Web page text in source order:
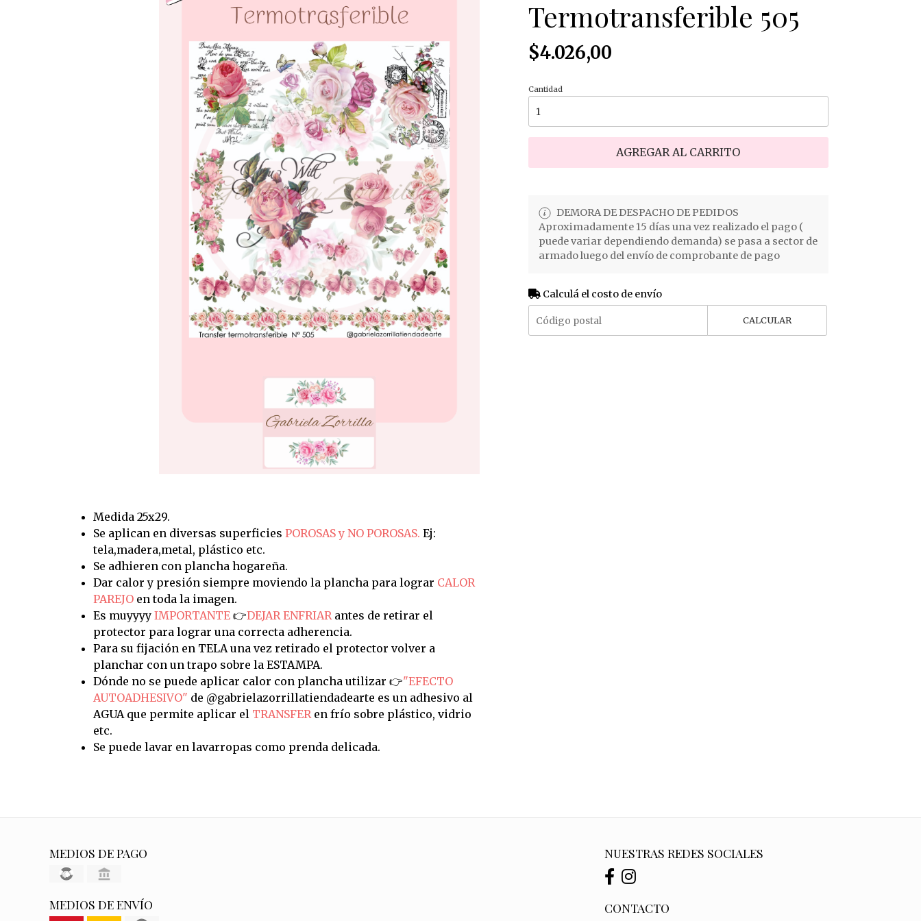
Medida 25x29.
Se aplican en diversas superficies POROSAS y NO POROSAS. Ej:
tela,madera,metal, plástico etc.
Se adhieren con plancha hogareña.
Dar calor y presión siempre moviendo la plancha para lograr CALOR
PAREJOen toda la imagen.
Es muyyyy IMPORTANTE👉DEJAR ENFRIARantes de retirar el
protector para lograr una correcta adherencia.
Para su fijación en TELA una vez retirado el protector volver a
planchar con un trapo sobre la ESTAMPA.
Dónde no se puede aplicar calor con plancha utilizar 👉"EFECTO
AUTOADHESIVO" de @gabrielazorrillatiendadearte es un adhesivo al
AGUA que permite aplicar el TRANSFERen frío sobre plástico, vidrio
etc.
Se puede lavar en lavarropas como prenda delicada.
Termotransferible 505
$4.026,00
Cantidad
AGREGAR AL CARRITO
DEMORA DE DESPACHO DE PEDIDOS
Aproximadamente 15 días una vez realizado el pago (
puede variar dependiendo demanda) se pasa a sector de
armado luego del envío de comprobante de pago
Calculá el costo de envío
CALCULAR
MEDIOS DE PAGO
MEDIOS DE ENVÍO
NUESTRAS REDES SOCIALES
CONTACTO